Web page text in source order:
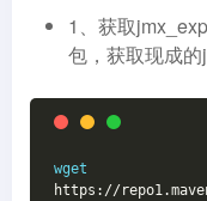
1、获取
包，获取现成
wget
https://